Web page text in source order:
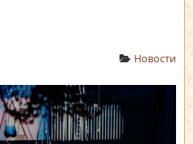
Новости